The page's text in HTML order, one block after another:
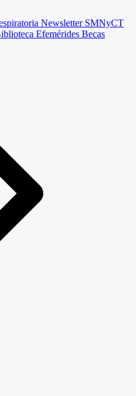
Newsletter SMNyCT
Efemérides Becas